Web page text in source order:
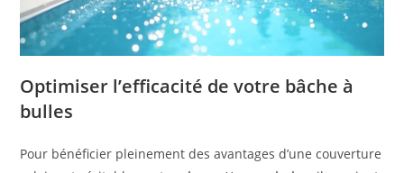
Optimiser l’efficacité de votre bâche à
bulles
Pour bénéficier pleinement des avantages d’une couverture